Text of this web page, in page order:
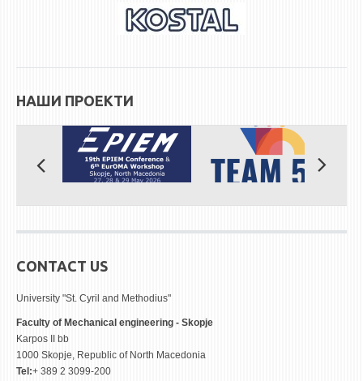
НАШИ ПРОЕКТИ
CONTACT US
University "St. Cyril and Methodius"
Faculty of Mechanical engineering - Skopje
Karpos II bb
1000 Skopje, Republic of North Macedonia
Tel:+ 389 2 3099-200